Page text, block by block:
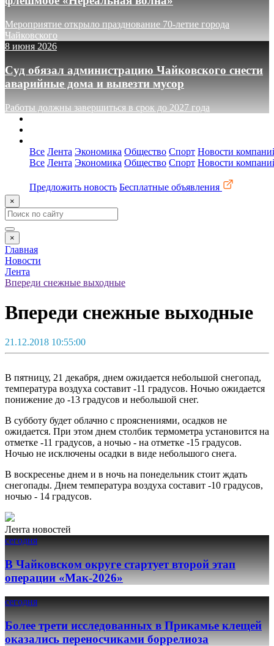
Мероприятие открыло празднование 70-летие города
Чайковского
8 июня 2026
Суд обязал администрацию Чайковского снести
аварийные дома и вывезти мусор
Работы должны завершиться в срок до 2027 года
Все Лента Экономика Общество Спорт Новости
Все Лента Экономика Общество Спорт Новости
Предложить новость Бесплатные объявления
×
×
Главная
Новости
Лента
Впереди снежные выходные
Впереди снежные выходные
21.12.2018 10:55:00
В пятницу, 21 декабря, днем ожидается небольшой снегопад,
температура воздуха составит -11 градусов. Ночью ожидается
понижение до -13 градусов и небольшой снег.
В субботу будет облачно с прояснениями, осадков не
ожидается. При этом днем столбик термометра установится на
отметке -11 градусов, а ночью - на отметке -15 градусов.
Ночью не исключены осадки в виде небольшого снега.
В воскресенье днем и в ночь на понедельник стоит ждать
снегопады. Днем температура воздуха составит -10 градусов,
ночью - 14 градусов.
Лента новостей
сегодня
В Чайковском округе стартует второй этап
операции «Мак-2026»
сегодня
Более трети исследованных в Прикамье клещей
оказались переносчиками боррелиоза